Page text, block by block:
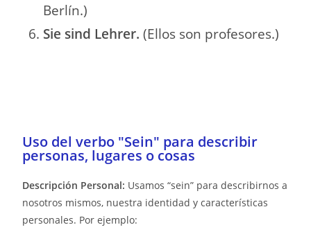
Berlín.)
Sie sind Lehrer. (Ellos son profesores.)
Uso del verbo "Sein" para describir
personas, lugares o cosas
Descripción Personal: Usamos “sein” para describirnos a
nosotros mismos, nuestra identidad y características
personales. Por ejemplo: